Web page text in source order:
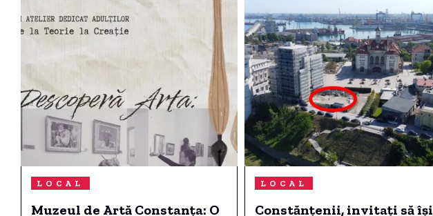
LOCAL
Muzeul de Artă Constanța: O
LOCAL
Constănțenii, invitați să își